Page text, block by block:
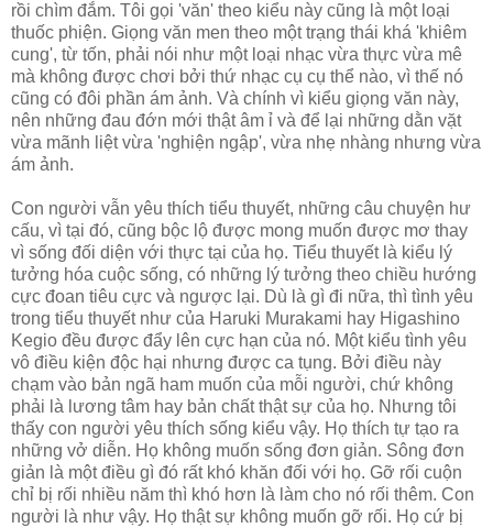
rồi chìm đắm. Tôi gọi 'văn' theo kiểu này cũng là một loại
thuốc phiện. Giọng văn men theo một trạng thái khá 'khiêm
cung', từ tốn, phải nói như một loại nhạc vừa thực vừa mê
mà không được chơi bởi thứ nhạc cụ cụ thể nào, vì thế nó
cũng có đôi phần ám ảnh. Và chính vì kiểu giọng văn này,
nên những đau đớn mới thật âm ỉ và để lại những dằn vặt
vừa mãnh liệt vừa 'nghiện ngập', vừa nhẹ nhàng nhưng vừa
ám ảnh.
Con người vẫn yêu thích tiểu thuyết, những câu chuyện hư
cấu, vì tại đó, cũng bộc lộ được mong muốn được mơ thay
vì sống đối diện với thực tại của họ. Tiểu thuyết là kiểu lý
tưởng hóa cuộc sống, có những lý tưởng theo chiều hướng
cực đoan tiêu cực và ngược lại. Dù là gì đi nữa, thì tình yêu
trong tiểu thuyết như của Haruki Murakami hay Higashino
Kegio đều được đẩy lên cực hạn của nó. Một kiểu tình yêu
vô điều kiện độc hại nhưng được ca tụng. Bởi điều này
chạm vào bản ngã ham muốn của mỗi người, chứ không
phải là lương tâm hay bản chất thật sự của họ. Nhưng tôi
thấy con người yêu thích sống kiểu vậy. Họ thích tự tạo ra
những vở diễn. Họ không muốn sống đơn giản. Sông đơn
giản là một điều gì đó rất khó khăn đối với họ. Gỡ rối cuộn
chỉ bị rối nhiều năm thì khó hơn là làm cho nó rối thêm. Con
người là như vậy. Họ thật sự không muốn gỡ rối. Họ cứ bị